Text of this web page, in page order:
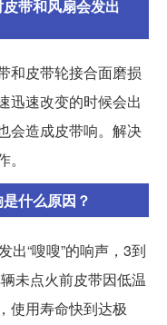
带和风扇会发出
和皮带轮接合面磨损
迅速改变的时候会出
会造成皮带响。解决
什么原因？
出“嗖嗖”的响声，3到
未点火前皮带因低温
使用寿命快到达极